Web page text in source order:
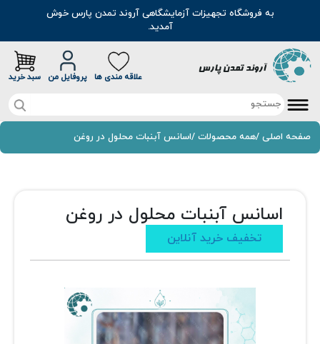
به فروشگاه تجهیزات آزمایشگاهی آروند تمدن پارس خوش
آمدید.
علاقه مندی ها پروفایل من سبد خرید
صفحه اصلی
موادشیمیایی
رنگ
روغن و عصاره
مطالب
سوالات متداول
ارتباط با ما
صفحه اصلی /همه محصولات /اسانس آبنبات محلول در روغن
اسانس آبنبات محلول در روغن
تخفیف خرید آنلاین